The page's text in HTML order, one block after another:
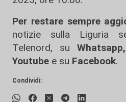
Per restare sempre
notizie sulla Liguria
Telenord, su
Whatsapp,
Youtube e su Facebook.
Condividi: